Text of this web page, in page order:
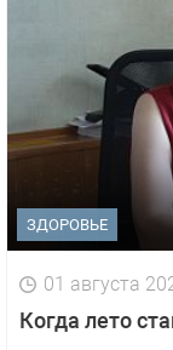
ЗДОРОВЬЕ
01 августа
Когда лето